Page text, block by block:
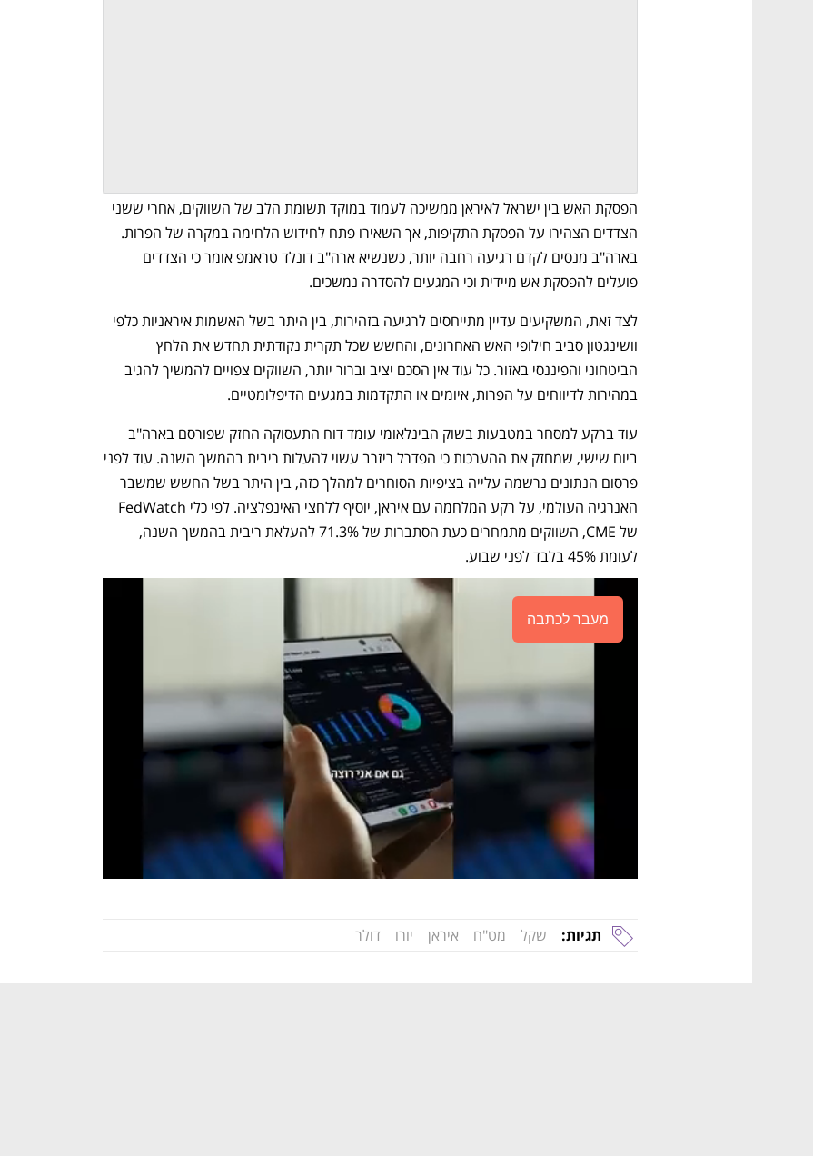
פועלים להפסקת אש מיידית וכי המגעים להסדרה נמשכים.
במהירות לדיווחים על הפרות, איומים או התקדמות במגעים הדיפלומטיים.
לעומת 45% בלבד לפני שבוע.
מעבר לכתבה
תגיות: שקל מט"ח איראן יורו דולר